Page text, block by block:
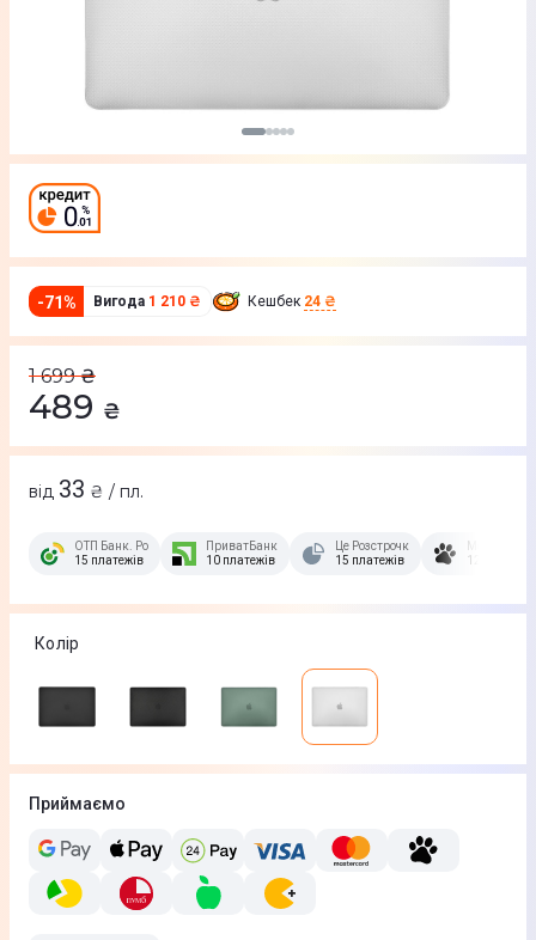
-71% Вигода 1 210 ₴ Кешбек 24 ₴
1 699 ₴
489 ₴
від 33 ₴ / пл.
ОТП Банк. Розстрочка Скибочка.
15 платежів
ПриватБанк
10 платежів
Це Розстрочка
15 платежів
12 платежів
Колір
Приймаємо